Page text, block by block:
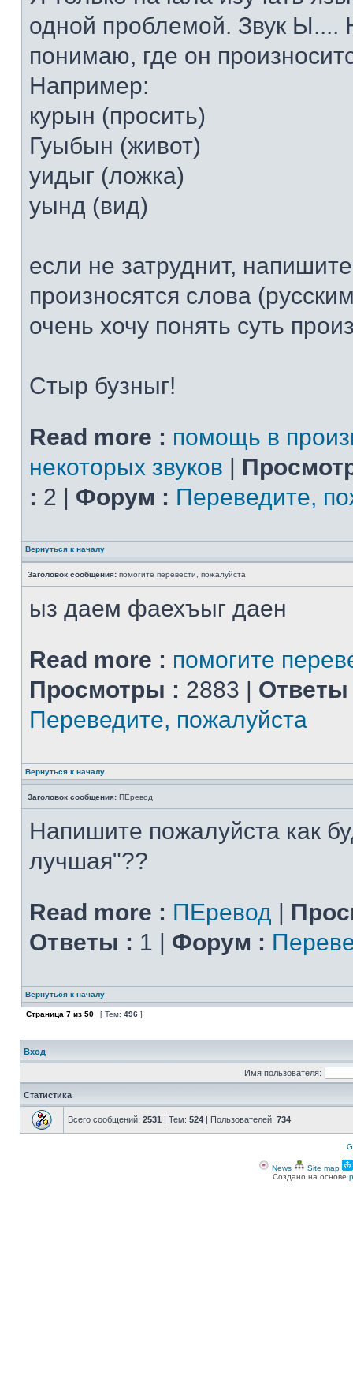
одной проблемой. Звук Ы....
понимаю, где он
Например:
курын (просить)
Гуыбын (живот)
уидыг (ложка)
уынд (вид)
если не затруднит,
произносятся слова
очень хочу понять суть
Стыр бузныг!
Read more : помощь в
некоторых звуков |
: 2 | Форум : Переведите,
Вернуться к началу
Заголовок сообщения: помогите перевести, пожалуйста
ыз даем фаехъыг даен
Read more : помогите
Просмотры : 2883 | Ответы
Переведите, пожалуйста
Вернуться к началу
Заголовок сообщения: ПЕревод
Напишите пожалуйста как
лучшая"??
Read more : ПЕревод |
Ответы : 1 | Форум :
Вернуться к началу
Страница 7 из 50 [ Тем: 496 ]
Вход
Имя пользователя:
Статистика
Всего сообщений: 2531 | Тем: 524 | Пользователей: 734
News Site map
Создано на основе